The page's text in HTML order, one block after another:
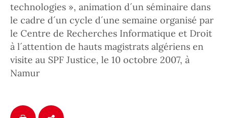
technologies », animation d´un séminaire dans
le cadre d´un cycle d´une semaine organisé par
le Centre de Recherches Informatique et Droit
à l´attention de hauts magistrats algériens en
visite au SPF Justice, le 10 octobre 2007, à
Namur